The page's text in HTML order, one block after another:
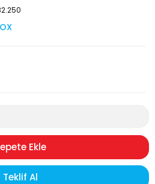
Ekle
Teklif Al